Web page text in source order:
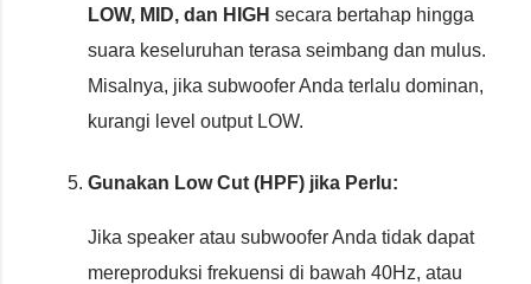
LOW, MID, dan HIGH secara bertahap hingga
suara keseluruhan terasa seimbang dan mulus.
Misalnya, jika subwoofer Anda terlalu dominan,
kurangi level output LOW.
Gunakan Low Cut (HPF) jika Perlu:
Jika speaker atau subwoofer Anda tidak dapat
mereproduksi frekuensi di bawah 40Hz, atau